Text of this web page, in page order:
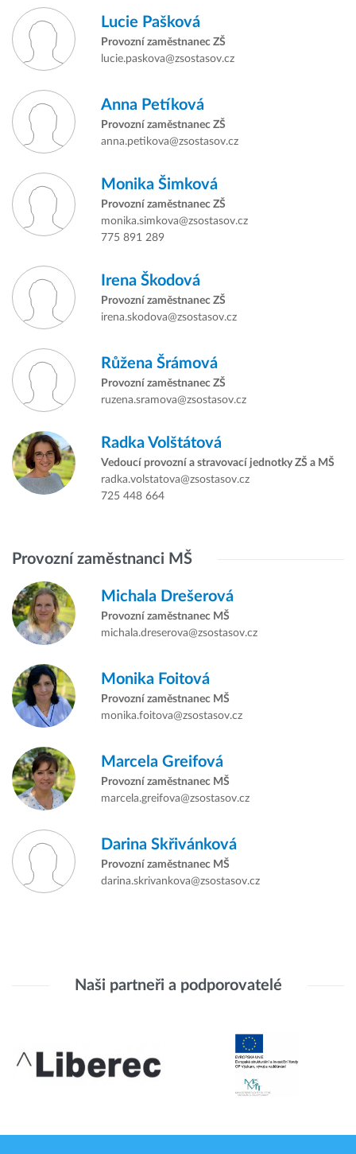
Lucie Pašková
Provozní zaměstnanec ZŠ
lucie.paskova@zsostasov.cz
Anna Petíková
Provozní zaměstnanec ZŠ
anna.petikova@zsostasov.cz
Monika Šimková
Provozní zaměstnanec ZŠ
monika.simkova@zsostasov.cz
775 891 289
Irena Škodová
Provozní zaměstnanec ZŠ
irena.skodova@zsostasov.cz
Růžena Šrámová
Provozní zaměstnanec ZŠ
ruzena.sramova@zsostasov.cz
Radka Volštátová
Vedoucí provozní a stravovací jednotky ZŠ a MŠ
radka.volstatova@zsostasov.cz
725 448 664
Provozní zaměstnanci MŠ
Michala Drešerová
Provozní zaměstnanec MŠ
michala.dreserova@zsostasov.cz
Monika Foitová
Provozní zaměstnanec MŠ
monika.foitova@zsostasov.cz
Marcela Greifová
Provozní zaměstnanec MŠ
marcela.greifova@zsostasov.cz
Darina Skřivánková
Provozní zaměstnanec MŠ
darina.skrivankova@zsostasov.cz
Naši partneři a podporovatelé